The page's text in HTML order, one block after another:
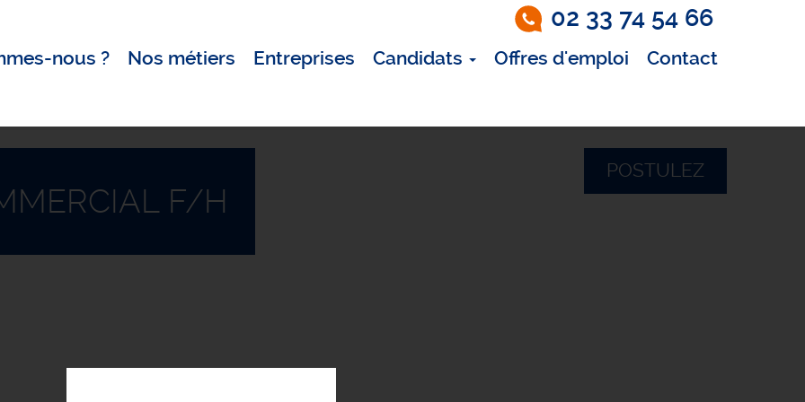
02 33 74 54 66
nous ? Nos métiers Entreprises Candidats Offres d'emploi Contact
POSTULEZ
F/H